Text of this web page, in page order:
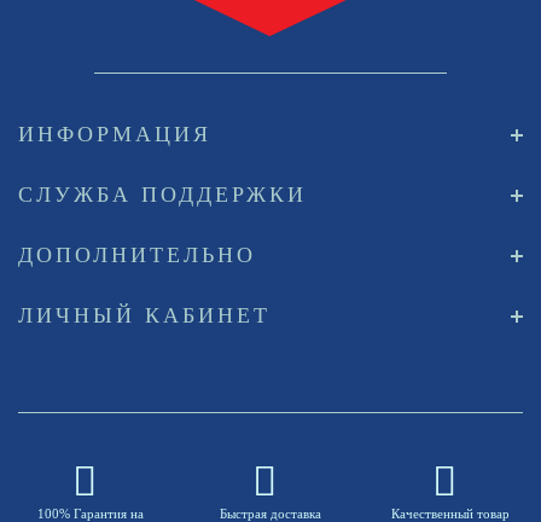
ИНФОРМАЦИЯ
СЛУЖБА ПОДДЕРЖКИ
ДОПОЛНИТЕЛЬНО
ЛИЧНЫЙ КАБИНЕТ
100% Гарантия на
Быстрая доставка
Качественный товар